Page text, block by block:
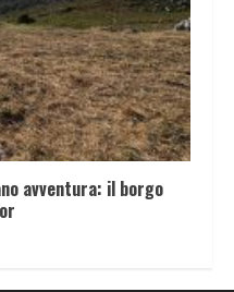
avventura: il borgo